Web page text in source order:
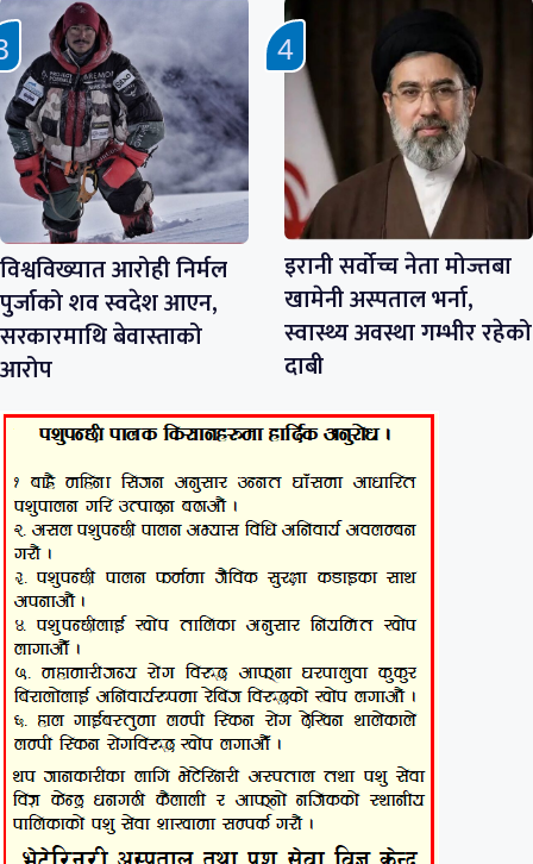
विश्वविख्यात आरोही निर्मल
पुर्जाको शव स्वदेश आएन,
सरकारमाथि बेवास्ताको
आरोप
इरानी सर्वोच्च नेता मोज्तबा
खामेनी अस्पताल भर्ना,
स्वास्थ्य अवस्था गम्भीर रहेको
दाबी